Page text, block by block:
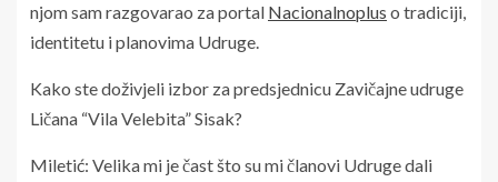
njom sam razgovarao za portal Nacionalnoplus o tradiciji,
identitetu i planovima Udruge.
Kako ste doživjeli izbor za predsjednicu Zavičajne udruge
Ličana “Vila Velebita” Sisak?
Miletić: Velika mi je čast što su mi članovi Udruge dali